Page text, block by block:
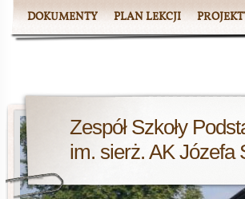
DOKUMENTY PLAN LEKCJI
Zespół Szkoły
im. sierż. AK Józefa